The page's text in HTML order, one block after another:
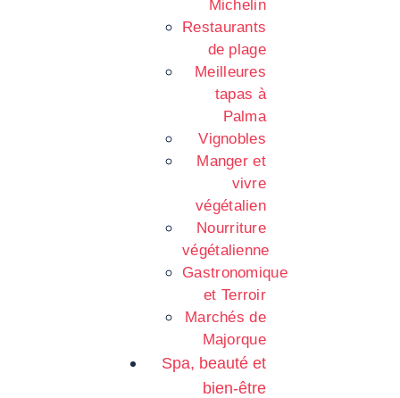
Michelin
Restaurants
de plage
Meilleures
tapas à
Palma
Vignobles
Manger et
vivre
végétalien
Nourriture
végétalienne
Gastronomique
et Terroir
Marchés de
Majorque
Spa, beauté et
bien-être